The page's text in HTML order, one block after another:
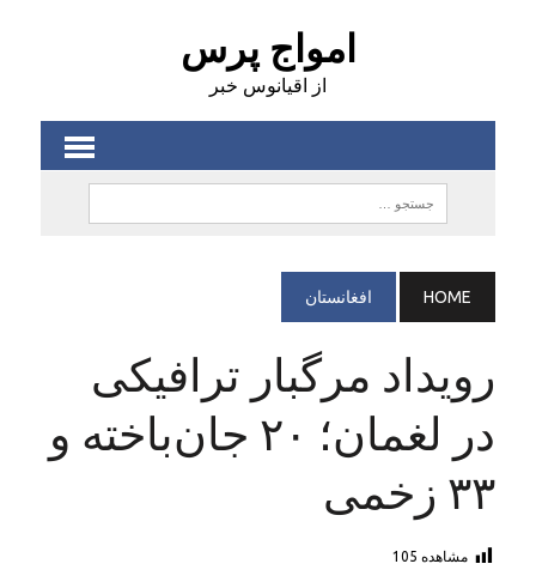
امواج پرس
از اقیانوس خبر
HOME افغانستان
رویداد مرگبار ترافیکی
در لغمان؛ ۲۰ جان‌باخته و
۳۳ زخمی
مشاهده 105